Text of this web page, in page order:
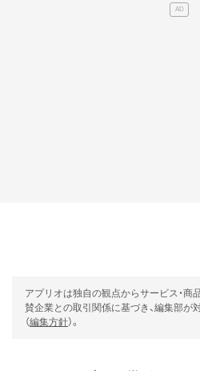
アプリオは独自の観点からサービス・商
賛企業との取引関係に基づき、編集部が
（編集方針）。